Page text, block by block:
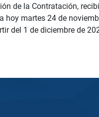
de la Contratación,
hoy martes 24 de
del 1 de diciembre de